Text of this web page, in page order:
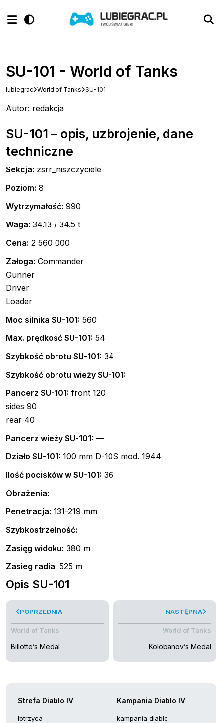
SU-101 - World of Tanks
lubiegrac World of Tanks SU-101
Autor: redakcja
SU-101 – opis, uzbrojenie, dane
techniczne
Sekcja: zsrr_niszczyciele
Poziom: 8
Wytrzymałość: 990
Waga: 34.13 / 34.5 t
Cena: 2 560 000
Załoga: Commander
Gunner
Driver
Loader
Moc silnika SU-101: 560
Max. prędkość SU-101: 54
Szybkość obrotu SU-101: 34
Szybkość obrotu wieży SU-101:
Pancerz SU-101: front 120
sides 90
rear 40
Pancerz wieży SU-101: —
Działo SU-101: 100 mm D-10S mod. 1944
Ilość pocisków w SU-101: 36
Obrażenia:
Penetracja: 131-219 mm
Szybkostrzelność:
Zasięg widoku: 380 m
Zasieg radia: 525 m
Opis SU-101
POPRZEDNIA
World of Tanks
Billotte’s Medal
NASTĘPNA
World of Tanks
Kolobanov’s Medal
Strefa Diablo IV
łotrzyca
Kampania Diablo IV
kampania diablo